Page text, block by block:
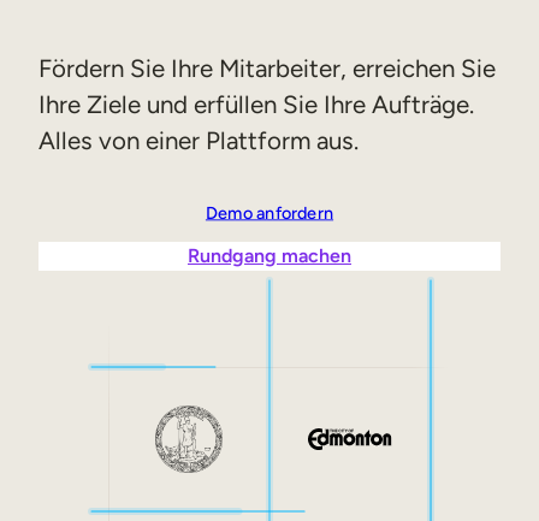
Training für Customer Facing-Teams
Externe Weiterbildung
Ausbildung der Mitglieder
Weiterbildungen & Umschulungen
Fördern Sie Ihre Mitarbeiter, erreichen Sie
Ihre Ziele und erfüllen Sie Ihre Aufträge.
Alles von einer Plattform aus.
Demo anfordern
Rundgang machen